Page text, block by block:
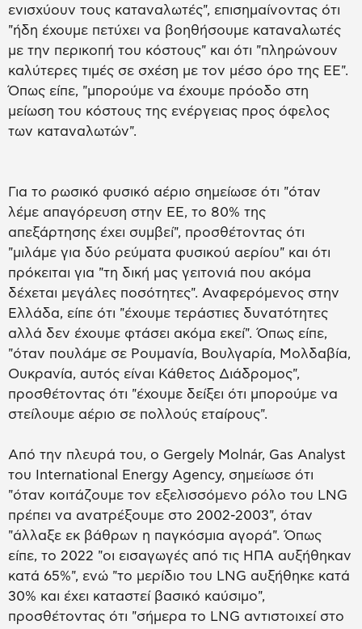
ενισχύουν τους καταναλωτές", επισημαίνοντας ότι
"ήδη έχουμε πετύχει να βοηθήσουμε καταναλωτές
με την περικοπή του κόστους" και ότι "πληρώνουν
καλύτερες τιμές σε σχέση με τον μέσο όρο της ΕΕ".
Όπως είπε, "μπορούμε να έχουμε πρόοδο στη
μείωση του κόστους της ενέργειας προς όφελος
των καταναλωτών".
Για το ρωσικό φυσικό αέριο σημείωσε ότι "όταν
λέμε απαγόρευση στην ΕΕ, το 80% της
απεξάρτησης έχει συμβεί", προσθέτοντας ότι
"μιλάμε για δύο ρεύματα φυσικού αερίου" και ότι
πρόκειται για "τη δική μας γειτονιά που ακόμα
δέχεται μεγάλες ποσότητες". Αναφερόμενος στην
Ελλάδα, είπε ότι "έχουμε τεράστιες δυνατότητες
αλλά δεν έχουμε φτάσει ακόμα εκεί". Όπως είπε,
"όταν πουλάμε σε Ρουμανία, Βουλγαρία, Μολδαβία,
Ουκρανία, αυτός είναι Κάθετος Διάδρομος",
προσθέτοντας ότι "έχουμε δείξει ότι μπορούμε να
στείλουμε αέριο σε πολλούς εταίρους".
Από την πλευρά του, ο Gergely Molnár, Gas Analyst
του International Energy Agency, σημείωσε ότι
"όταν κοιτάζουμε τον εξελισσόμενο ρόλο του LNG
πρέπει να ανατρέξουμε στο 2002-2003", όταν
"άλλαξε εκ βάθρων η παγκόσμια αγορά". Όπως
είπε, το 2022 "οι εισαγωγές από τις ΗΠΑ αυξήθηκαν
κατά 65%", ενώ "το μερίδιο του LNG αυξήθηκε κατά
30% και έχει καταστεί βασικό καύσιμο",
προσθέτοντας ότι "σήμερα το LNG αντιστοιχεί στο